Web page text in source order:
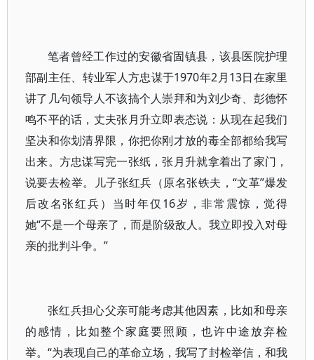
笔者曾经工作过的安徽省固镇县，该县医院护理
部副主任、转业军人方忠谋于1970年2月13日在家里
讲了几句领导人不该搞个人崇拜和为刘少奇、彭德怀
鸣不平的话，丈夫张月升立即表态说：从现在起我们
坚决和你划清界限，你把你刚才放的毒全部都给我写
出来。方忠谋写完一张纸，张月升就拿着出了家门，
说要去检举。儿子张红兵（原名张铁夫，“文革”爆发
后改名张红兵）当时年仅16岁，非常震惊，觉得
她“不是一个母亲了，而是阶级敌人。我立即投入对母
亲的批判斗争。”
张红兵担心父亲可能考虑其他因素，比如和母亲
的感情，比如整个家庭要照顾，也许中途放弃检
举。“为表现自己的革命立场，我写了封检举信，和我